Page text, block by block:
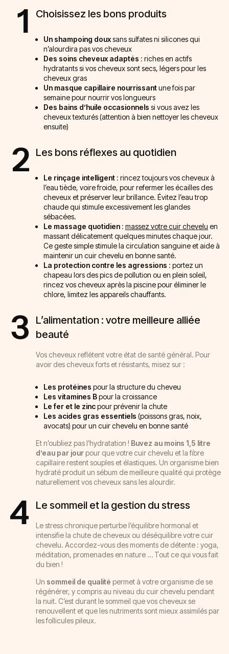
1 Choisissez les bons produits
Un shampoing douxsans sulfates ni silicones qui
n’alourdira pas vos cheveux
Des soins cheveux adaptés : riches en actifs
hydratants si vos cheveux sont secs, légers pour les
cheveux gras
Un masque capillaire nourrissantune fois par
semaine pour nourrir vos longueurs
Des bains d’huile occasionnels si vous avez les
cheveux texturés (attention à bien nettoyer les cheveux
ensuite)
2 Les bons réflexes au quotidien
Le rinçage intelligent : rincez toujours vos cheveux à
l’eau tiède, voire froide, pour refermer les écailles des
cheveux et préserver leur brillance. Évitez l’eau trop
chaude qui stimule excessivement les glandes
sébacées.
Le massage quotidien : massez votre cuir chevelu en
massant délicatement quelques minutes chaque jour.
Ce geste simple stimule la circulation sanguine et aide à
maintenir un cuir chevelu en bonne santé.
La protection contre les agressions : portez un
chapeau lors des pics de pollution ou en plein soleil,
rincez vos cheveux après la piscine pour éliminer le
chlore, limitez les appareils chauffants.
3
L’alimentation : votre meilleure alliée
beauté
Vos cheveux reflètent votre état de santé général. Pour
avoir des cheveux forts et résistants, misez sur :
Les protéines pour la structure du cheveu
Les vitamines Bpour la croissance
Le fer et le zincpour prévenir la chute
Les acides gras essentiels (poissons gras, noix,
avocats) pour un cuir chevelu en bonne santé
Et n’oubliez pas l’hydratation ! Buvez au moins 1,5 litre
d’eau par jour pour que votre cuir chevelu et la fibre
capillaire restent souples et élastiques. Un organisme bien
hydraté produit un sébum de meilleure qualité qui protège
naturellement vos cheveux sans les alourdir.
4 Le sommeil et la gestion du stress
Le stress chronique perturbe l’équilibre hormonal et
intensifie la chute de cheveux ou déséquilibre votre cuir
chevelu. Accordez-vous des moments de détente : yoga,
méditation, promenades en nature … Tout ce qui vous fait
du bien !
Un sommeil de qualité permet à votre organisme de se
régénérer, y compris au niveau du cuir chevelu pendant
la nuit. C’est durant le sommeil que vos cheveux se
renouvellent et que les nutriments sont mieux assimilés par
les follicules pileux.